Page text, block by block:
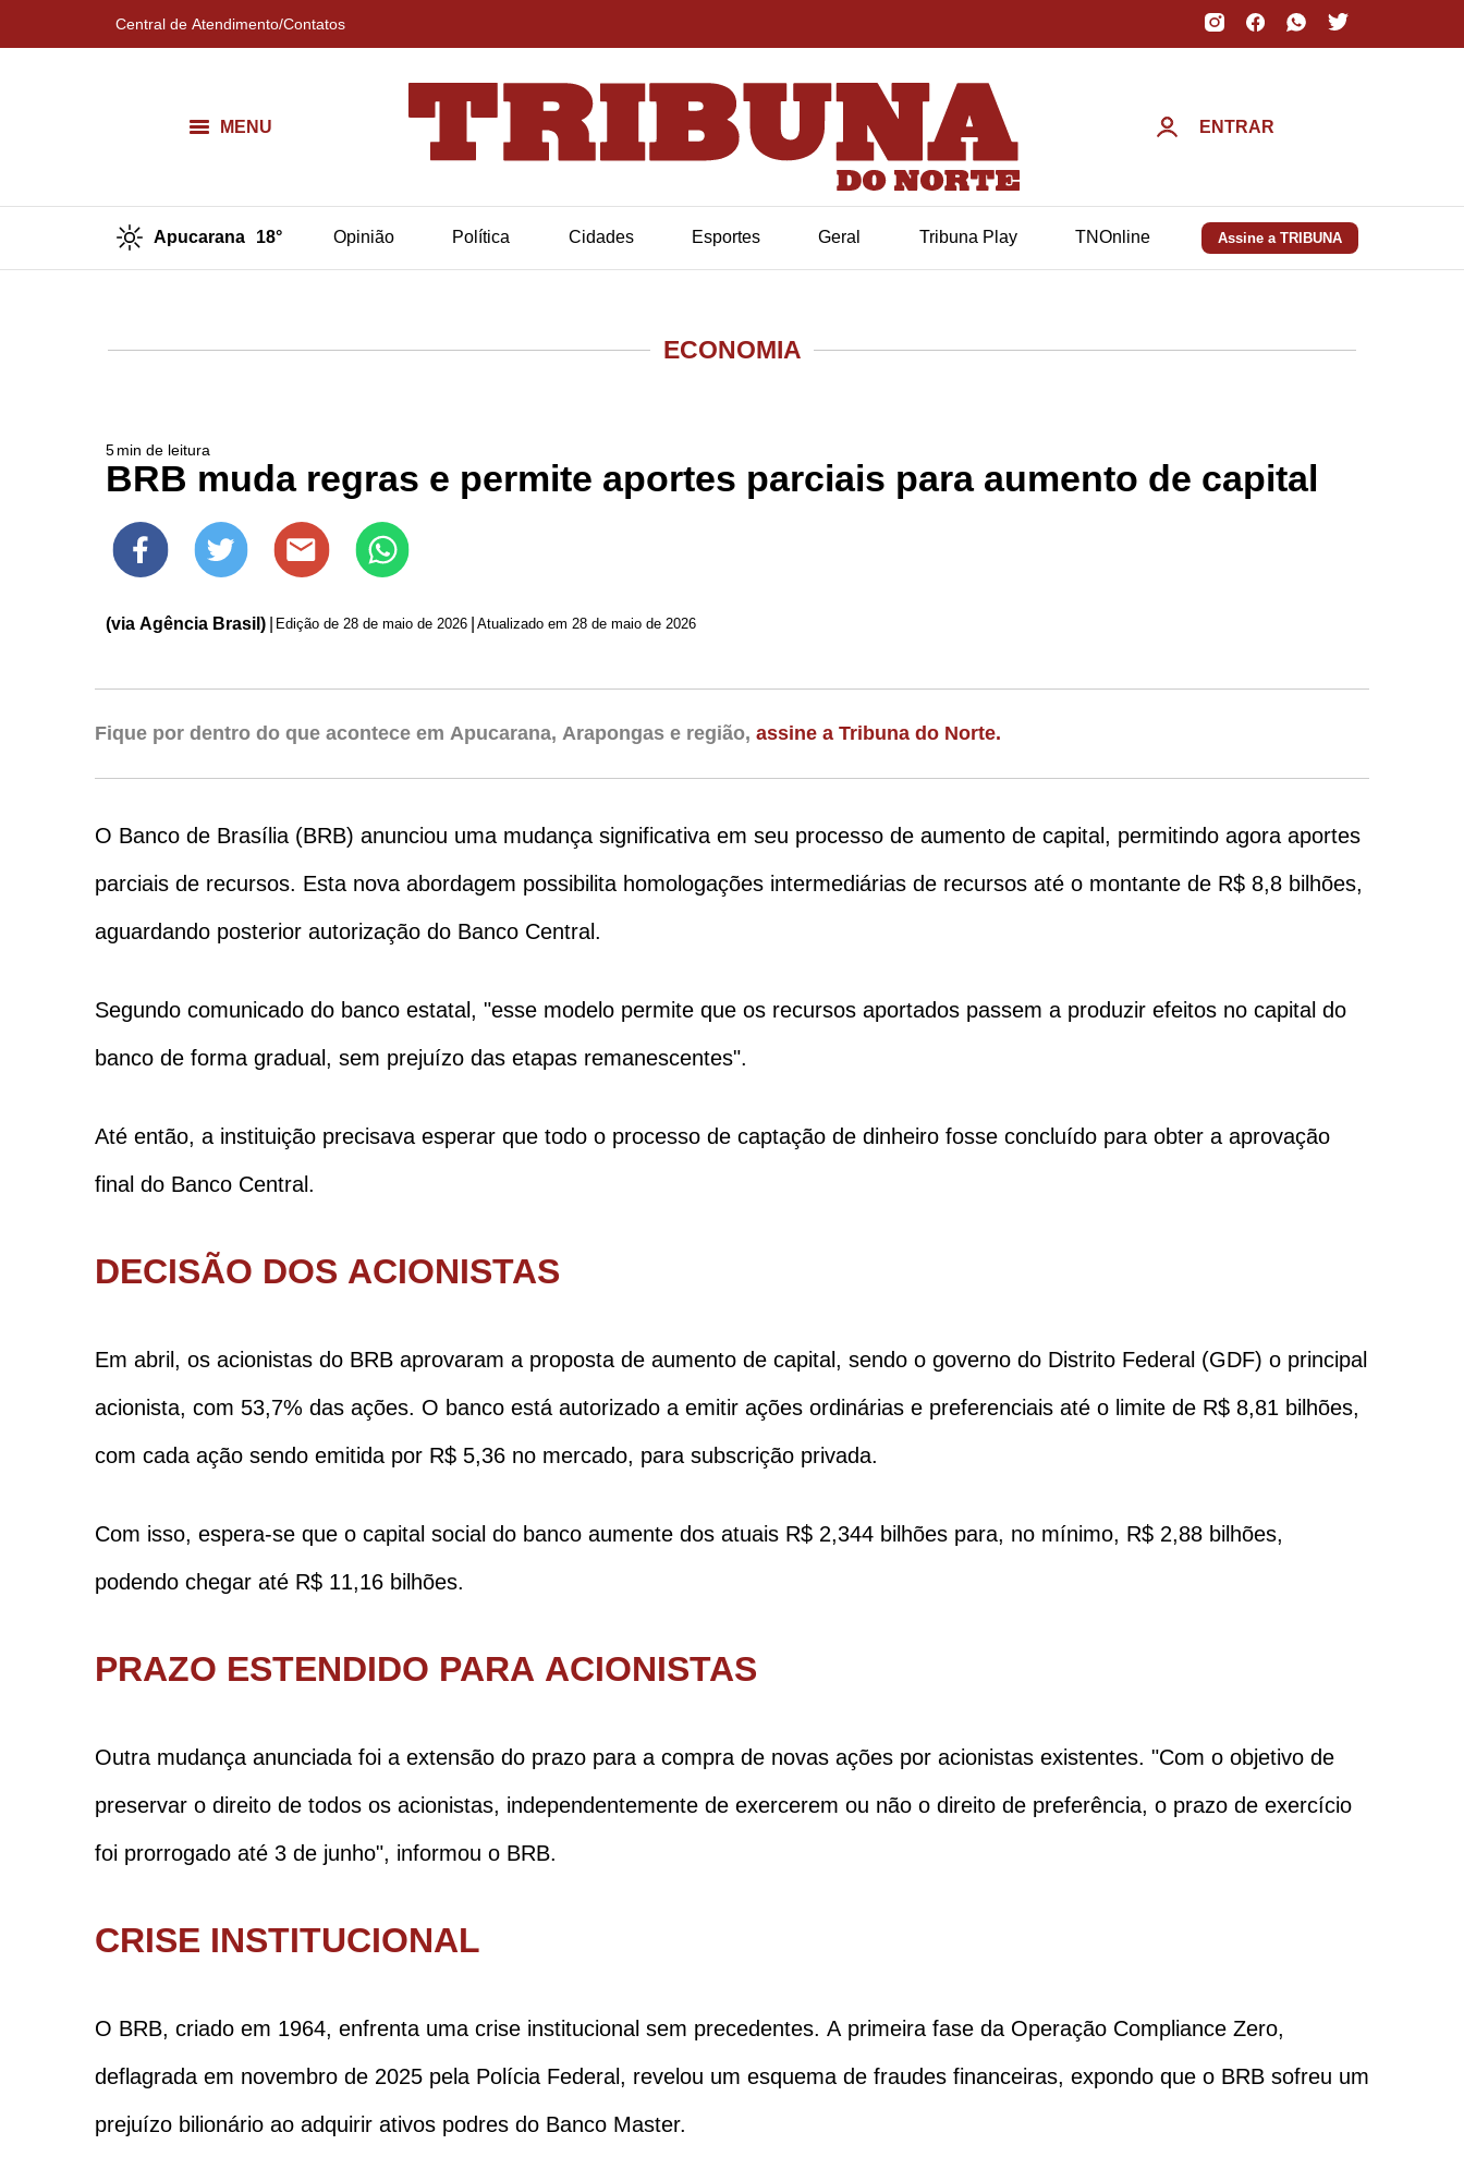
Central de Atendimento/Contatos
MENU ENTRAR
Apucarana 18° Opinião Política Cidades Esportes Geral Tribuna Play TNOnline Assine a TRIBUNA
ECONOMIA
5min de leitura
BRB muda regras e permite aportes parciais para aumento de capital
(via Agência Brasil) Edição de 28 de maio de 2026 Atualizado em 28 de maio de 2026
Fique por dentro do que acontece em Apucarana, Arapongas e região, assine a Tribuna do Norte.
O Banco de Brasília (BRB) anunciou uma mudança significativa em seu processo de aumento de capital, permitindo agora aportes
parciais de recursos. Esta nova abordagem possibilita homologações intermediárias de recursos até o montante de R$ 8,8 bilhões,
aguardando posterior autorização do Banco Central.
Segundo comunicado do banco estatal, "esse modelo permite que os recursos aportados passem a produzir efeitos no capital do
banco de forma gradual, sem prejuízo das etapas remanescentes".
Até então, a instituição precisava esperar que todo o processo de captação de dinheiro fosse concluído para obter a aprovação
final do Banco Central.
DECISÃO DOS ACIONISTAS
Em abril, os acionistas do BRB aprovaram a proposta de aumento de capital, sendo o governo do Distrito Federal (GDF) o principal
acionista, com 53,7% das ações. O banco está autorizado a emitir ações ordinárias e preferenciais até o limite de R$ 8,81 bilhões,
com cada ação sendo emitida por R$ 5,36 no mercado, para subscrição privada.
Com isso, espera-se que o capital social do banco aumente dos atuais R$ 2,344 bilhões para, no mínimo, R$ 2,88 bilhões,
podendo chegar até R$ 11,16 bilhões.
PRAZO ESTENDIDO PARA ACIONISTAS
Outra mudança anunciada foi a extensão do prazo para a compra de novas ações por acionistas existentes. "Com o objetivo de
preservar o direito de todos os acionistas, independentemente de exercerem ou não o direito de preferência, o prazo de exercício
foi prorrogado até 3 de junho", informou o BRB.
CRISE INSTITUCIONAL
O BRB, criado em 1964, enfrenta uma crise institucional sem precedentes. A primeira fase da Operação Compliance Zero,
deflagrada em novembro de 2025 pela Polícia Federal, revelou um esquema de fraudes financeiras, expondo que o BRB sofreu um
prejuízo bilionário ao adquirir ativos podres do Banco Master.